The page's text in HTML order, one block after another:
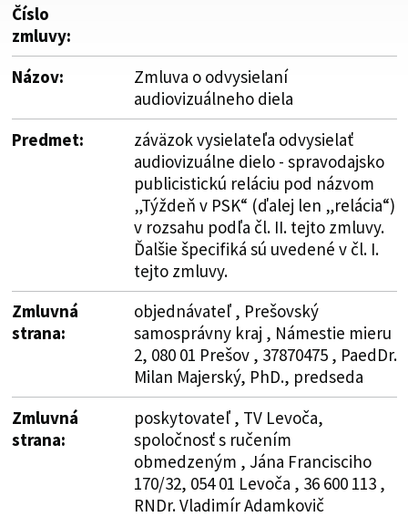
Číslo
zmluvy:
Názov:
Zmluva o odvysielaní
audiovizuálneho diela
Predmet:
záväzok vysielateľa odvysielať
audiovizuálne dielo - spravodajsko
publicistickú reláciu pod názvom
„Týždeň v PSK“ (ďalej len „relácia“)
v rozsahu podľa čl. II. tejto zmluvy.
Ďalšie špecifiká sú uvedené v čl. I.
tejto zmluvy.
Zmluvná
strana:
objednávateľ , Prešovský
samosprávny kraj , Námestie mieru
2, 080 01 Prešov , 37870475 , PaedDr.
Milan Majerský, PhD., predseda
Zmluvná
strana:
poskytovateľ , TV Levoča,
spoločnosť s ručením
obmedzeným , Jána Francisciho
170/32, 054 01 Levoča , 36 600 113 ,
RNDr. Vladimír Adamkovič